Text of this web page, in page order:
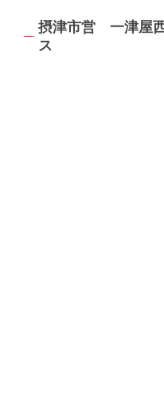
摂津市営 一津屋
ス